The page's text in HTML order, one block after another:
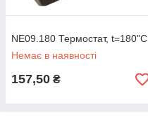
NE09.180 Термостат, t=180"C
Немає в наявності
157,50 ₴